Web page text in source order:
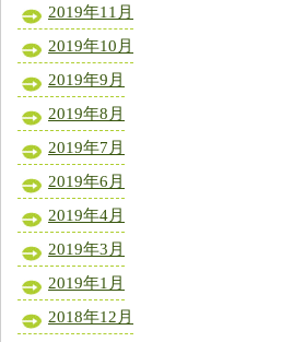
2019年11月
2019年10月
2019年9月
2019年8月
2019年7月
2019年6月
2019年4月
2019年3月
2019年1月
2018年12月